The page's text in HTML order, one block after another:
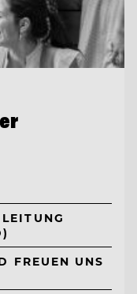
FREUEN UNS